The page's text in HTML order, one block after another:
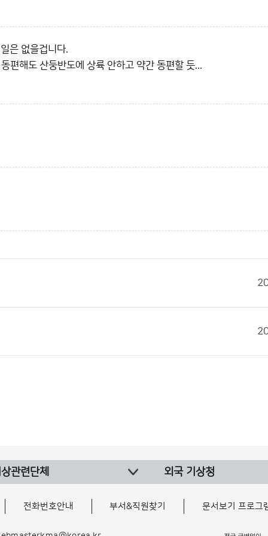
은 없을겁니다.
편해도 산둥반도에 상륙 안하고 약간 동편할 듯...
관련단체 외국 기상청
전화번호안내 부서&직원찾기 문서보기 프로그